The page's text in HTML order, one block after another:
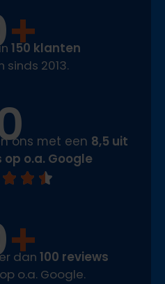
+
150 klanten
sinds 2013.
ons met een 8,5 uit
op o.a. Google
+
dan 100 reviews
o.a. Google.